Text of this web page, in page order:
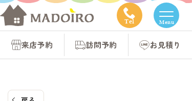
コ
ン
Tel Menu
来店予約 訪問予約 お見積り